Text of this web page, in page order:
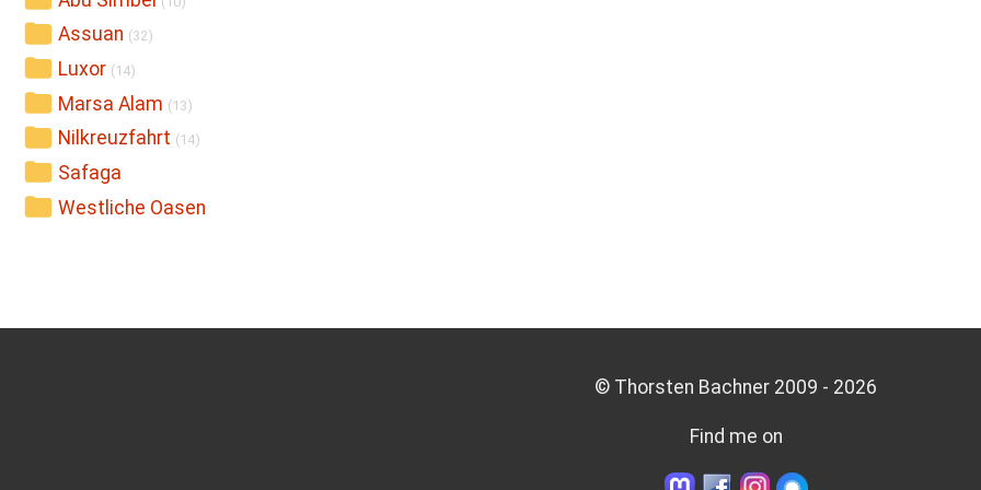
Assuan (32)
Luxor (14)
Marsa Alam (13)
Nilkreuzfahrt (14)
Safaga
Westliche Oasen
© Thorsten Bachner 2009 - 2026
Find me on